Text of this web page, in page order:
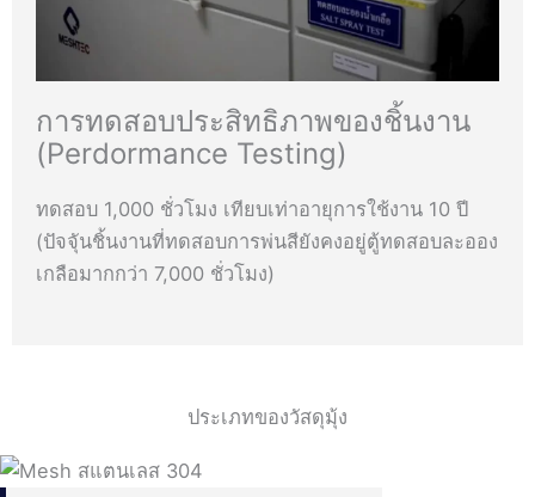
การทดสอบประสิทธิภาพของชิ้นงาน
(Perdormance Testing)
ทดสอบ 1,000 ชั่วโมง เทียบเท่าอายุการใช้งาน 10 ปี
(ปัจจุันชิ้นงานที่ทดสอบการพ่นสียังคงอยู่ตู้ทดสอบละออง
เกลือมากกว่า 7,000 ชั่วโมง)
ประเภทของวัสดุมุ้ง